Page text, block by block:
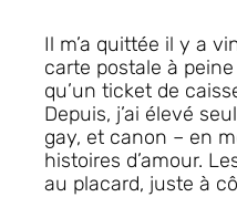
Il m’a quittée il y a
carte postale à
qu’un ticket de
Depuis, j’ai élevé
gay, et canon – en
histoires d’amour.
au placard, juste à